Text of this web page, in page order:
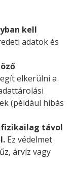
kell
adatok és
elkerülni a
(például hibás
fizikailag távol
Ez védelmet
árvíz vagy